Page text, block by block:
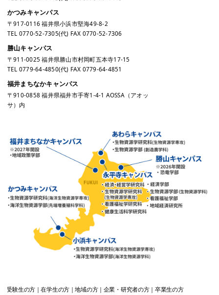
かつみキャンパス
〒917-0116 福井県小浜市堅海49-8-2
TEL 0770-52-7305(代) FAX 0770-52-7306
勝山キャンパス
〒911-0025 福井県勝山市村岡町五本寺17-15
TEL 0779-64-4850(代) FAX 0779-64-4851
福井まちなかキャンパス
〒910-0858 福井県福井市手寄1-4-1 AOSSA（アオッ
サ）内
受験生の方 在学生の方 地域の方 企業・研究者の方 卒業生の方